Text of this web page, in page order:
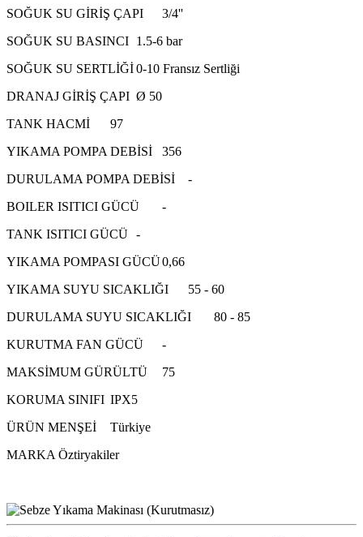
SOĞUK SU GİRİŞ ÇAPI
3/4''
SOĞUK SU BASINCI 1.5-6 bar
SOĞUK SU SERTLİĞİ0-10 Fransız Sertliği
DRANAJ GİRİŞ ÇAPI Ø 50
TANK HACMİ
97
YIKAMA POMPA DEBİSİ
356
DURULAMA POMPA DEBİSİ
-
BOILER ISITICI GÜCÜ
-
TANK ISITICI GÜCÜ -
YIKAMA POMPASI GÜCÜ0,66
YIKAMA SUYU SICAKLIĞI
55 - 60
DURULAMA SUYU SICAKLIĞI
80 - 85
KURUTMA FAN GÜCÜ
-
MAKSİMUM GÜRÜLTÜ
75
KORUMA SINIFI IPX5
ÜRÜN MENŞEİ
Türkiye
MARKA Öztiryakiler